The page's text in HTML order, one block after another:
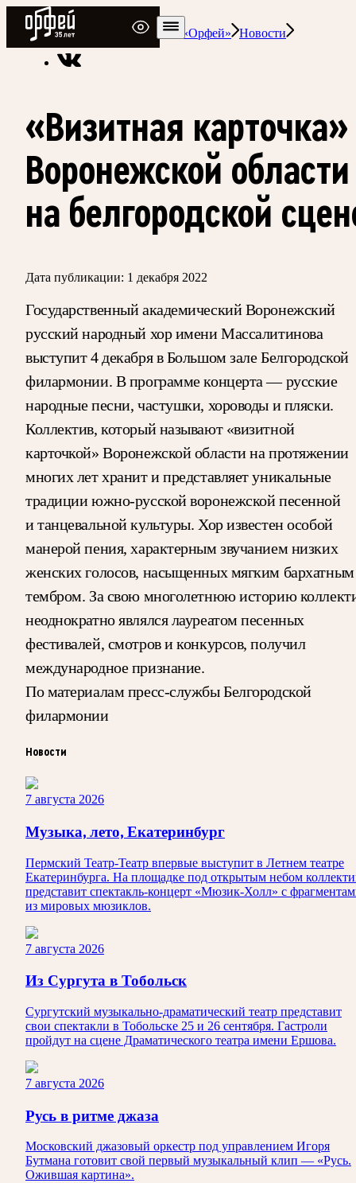
Радио Орфей
Радио классической музыки «Орфей»
Новости
«Визитная карточка»
Воронежской области
на белгородской
Дата публикации: 1 декабря 2022
Государственный академический Воронежский
русский народный хор имени Массалитинова
выступит 4 декабря в Большом зале Белгородской
филармонии. В программе концерта — русские
народные песни, частушки, хороводы и пляски.
Коллектив, который называют «визитной
карточкой» Воронежской области на протяжении
многих лет хранит и представляет уникальные
традиции южно-русской воронежской песенной
и танцевальной культуры. Хор известен особой
манерой пения, характерным звучанием низких
женских голосов, насыщенных мягким бархатным
тембром. За свою многолетнюю историю
неоднократно являлся лауреатом песенных
фестивалей, смотров и конкурсов, получил
международное признание.
По материалам пресс-службы Белгородской
филармонии
Новости
7 августа 2026
Музыка, лето, Екатеринбург
Пермский Театр-Театр впервые выступит в Летнем театре
Екатеринбурга. На площадке под открытым небом
представит спектакль-концерт «Мюзик-Холл» с
из мировых мюзиклов.
7 августа 2026
Из Сургута в Тобольск
Сургутский музыкально-драматический театр представит
свои спектакли в Тобольске 25 и 26 сентября. Гастроли
пройдут на сцене Драматического театра имени Ершова.
7 августа 2026
Русь в ритме джаза
Московский джазовый оркестр под управлением Игоря
Бутмана готовит свой первый музыкальный клип — «Русь.
Ожившая картина».